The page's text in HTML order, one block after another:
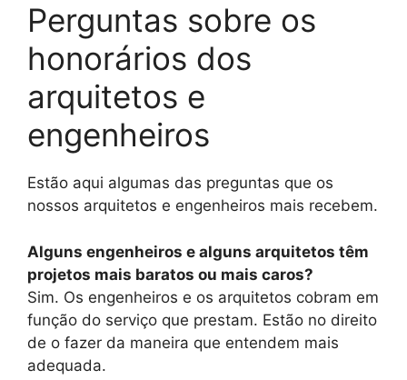
Perguntas sobre os
honorários dos
arquitetos e
engenheiros
Estão aqui algumas das preguntas que os
nossos arquitetos e engenheiros mais recebem.
Alguns engenheiros e alguns arquitetos têm
projetos mais baratos ou mais caros?
Sim. Os engenheiros e os arquitetos cobram em
função do serviço que prestam. Estão no direito
de o fazer da maneira que entendem mais
adequada.